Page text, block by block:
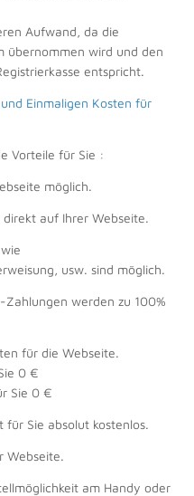
Aufwand, da die
übernommen wird und den
entspricht.
Einmaligen Kosten für
Vorteile für Sie :
möglich.
auf Ihrer Webseite.
usw. sind möglich.
werden zu 100%
für die Webseite.
0 €
Sie 0 €
für Sie absolut kostenlos.
Webseite.
am Handy oder